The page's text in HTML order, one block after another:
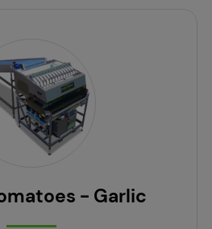
- Garlic